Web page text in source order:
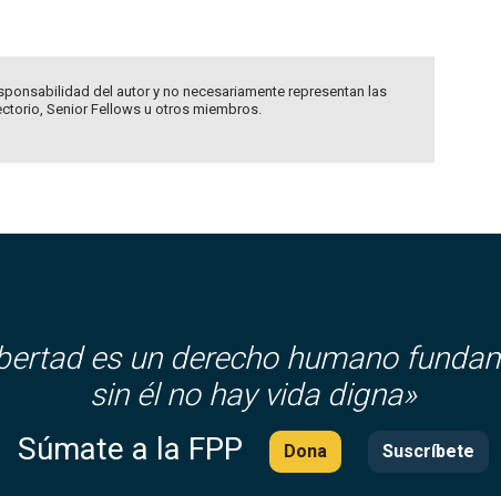
del autor y no necesariamente representan las
Senior Fellows u otros miembros.
es un derecho humano
sin él no hay vida digna»
Súmate a la FPP
Dona Suscríbete